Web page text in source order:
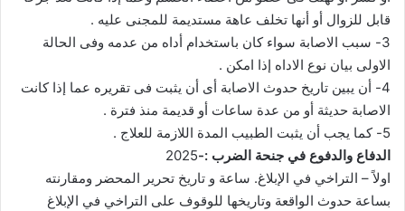
قابل للزوال أو أنها تخلف عاهة مستديمة للمجنى عليه .
3- سبب الاصابة سواء كان باستخدام أداه من عدمه وفى الحالة
الاولى بيان نوع الاداه إذا امكن .
4- أن يبين تاريخ حدوث الاصابة أى أن يثبت فى تقريره عما إذا كانت
الاصابة حديثة أو من عدة ساعات أو قديمة منذ فترة .
5- كما يجب أن يثبت الطبيب المدة اللازمة للعلاج .
الدفاع والدفوع في جنحة الضرب :-2025
اولاً – التراخي في الإبلاغ. ساعة و تاريخ تحرير المحضر ومقارنته
بساعة حدوث الواقعة وتاريخها للوقوف على التراخي في الإبلاغ